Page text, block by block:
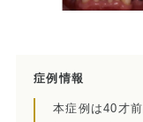
再生療
症例情報
本症例は40才